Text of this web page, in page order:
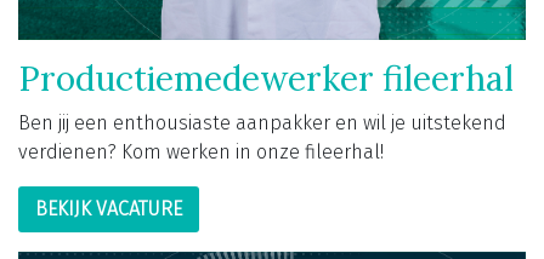
Productiemedewerker fileerhal
Ben jij een enthousiaste aanpakker en wil je uitstekend
verdienen? Kom werken in onze fileerhal!
BEKIJK VACATURE